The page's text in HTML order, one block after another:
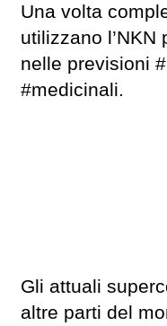
Una volta
utilizzano
nelle previsioni
#medicinali.
Gli attuali
altre parti del